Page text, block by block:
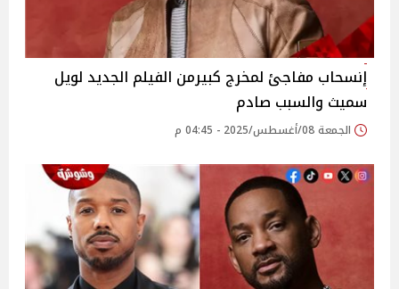
إنسحاب مفاجئ لمخرج كبيرمن الفيلم الجديد لويل
سميث والسبب صادم
الجمعة 08/أغسطس/2025 - 04:45 م